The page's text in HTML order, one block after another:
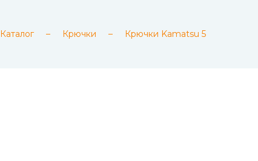
Каталог – Крючки – Крючки Kamatsu 5